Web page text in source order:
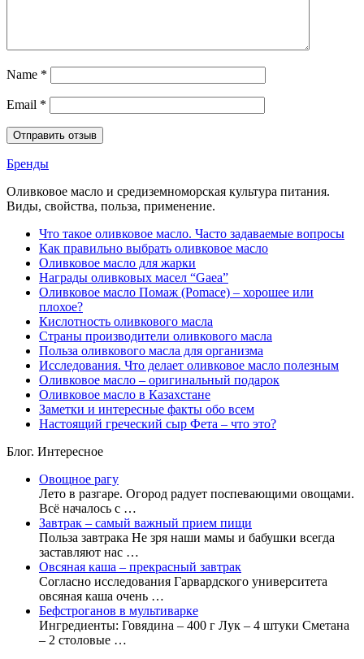
Name *
Email *
Бренды
Оливковое масло и средиземноморская культура питания.
Виды, свойства, польза, применение.
Что такое оливковое масло. Часто задаваемые вопросы
Как правильно выбрать оливковое масло
Оливковое масло для жарки
Награды оливковых масел “Gaea”
Оливковое масло Помаж (Pomace) – хорошее или
плохое?
Кислотность оливкового масла
Страны производители оливкового масла
Польза оливкового масла для организма
Исследования. Что делает оливковое масло полезным
Оливковое масло – оригинальный подарок
Оливковое масло в Казахстане
Заметки и интересные факты обо всем
Настоящий греческий сыр Фета – что это?
Блог. Интересное
Овощное рагу
Лето в разгаре. Огород радует поспевающими овощами.
Всё началось с …
Завтрак – самый важный прием пищи
Польза завтрака Не зря наши мамы и бабушки всегда
заставляют нас …
Овсяная каша – прекрасный завтрак
Согласно исследования Гарвардского университета
овсяная каша очень …
Бефстроганов в мультиварке
Ингредиенты: Говядина – 400 г Лук – 4 штуки Сметана
– 2 столовые …